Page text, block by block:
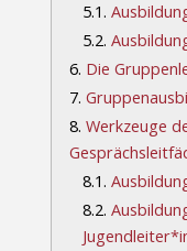
5.1.
5.2.
6. Die
7.
8. Werkzeuge
8.1.
8.2.